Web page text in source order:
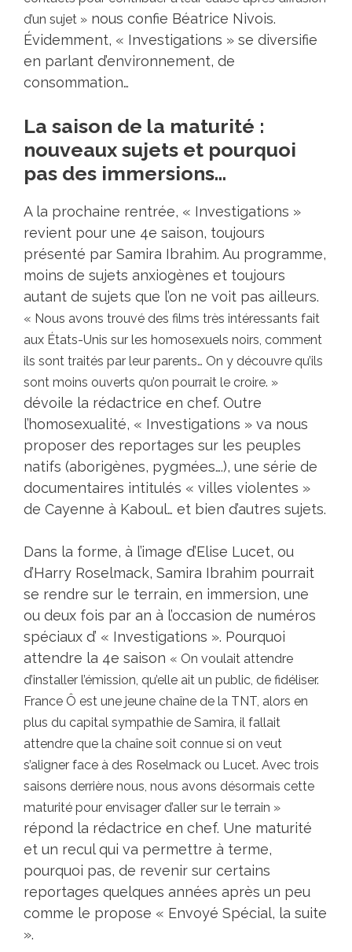
d’un sujet » nous confie Béatrice Nivois.
Évidemment, « Investigations » se diversifie
en parlant d’environnement, de
consommation…
La saison de la maturité :
nouveaux sujets et pourquoi
pas des immersions…
A la prochaine rentrée, « Investigations »
revient pour une 4e saison, toujours
présenté par Samira Ibrahim. Au programme,
moins de sujets anxiogènes et toujours
autant de sujets que l’on ne voit pas ailleurs.
« Nous avons trouvé des films très intéressants fait
aux États-Unis sur les homosexuels noirs, comment
ils sont traités par leur parents… On y découvre qu’ils
sont moins ouverts qu’on pourrait le croire. »
dévoile la rédactrice en chef. Outre
l’homosexualité, « Investigations » va nous
proposer des reportages sur les peuples
natifs (aborigènes, pygmées….), une série de
documentaires intitulés « villes violentes »
de Cayenne à Kaboul… et bien d’autres sujets.
Dans la forme, à l’image d’Elise Lucet, ou
d’Harry Roselmack, Samira Ibrahim pourrait
se rendre sur le terrain, en immersion, une
ou deux fois par an à l’occasion de numéros
spéciaux d’ « Investigations ». Pourquoi
attendre la 4e saison « On voulait attendre
d’installer l’émission, qu’elle ait un public, de fidéliser.
France Ô est une jeune chaîne de la TNT, alors en
plus du capital sympathie de Samira, il fallait
attendre que la chaîne soit connue si on veut
s’aligner face à des Roselmack ou Lucet. Avec trois
saisons derrière nous, nous avons désormais cette
maturité pour envisager d’aller sur le terrain »
répond la rédactrice en chef. Une maturité
et un recul qui va permettre à terme,
pourquoi pas, de revenir sur certains
reportages quelques années après un peu
comme le propose « Envoyé Spécial, la suite
».